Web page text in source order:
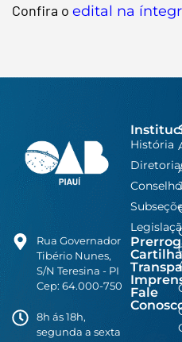
Confira o edital na
Rua Governador
Tibério Nunes,
S/N Teresina - PI
Cep: 64.000-750
8h ás 18h,
segunda a sexta
História
Fale